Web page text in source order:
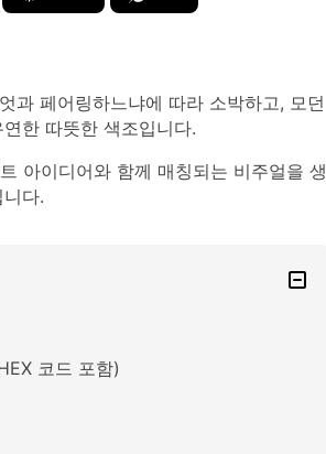
과 페어링하느냐에 따라 소박하고, 모던
한 따뜻한 색조입니다.
아이디어와 함께 매칭되는 비주얼을 생
다.
코드 포함)